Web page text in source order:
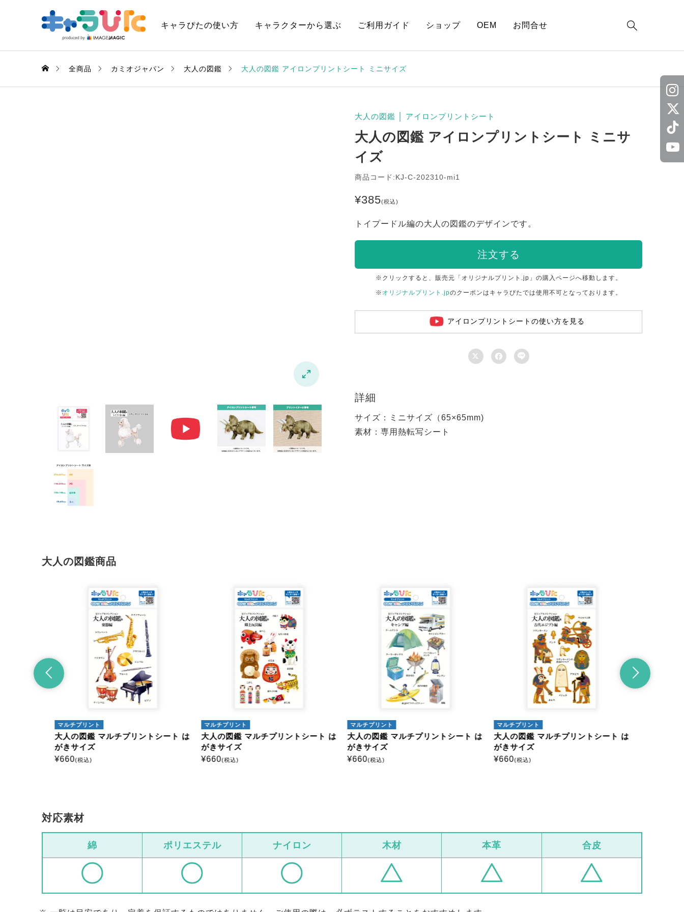
キャラぴたの使い方 キャラクターから選ぶ ご利用ガイド ショップ OEM お問合せ 
全商品 カミオジャパン 大人の図鑑 大人の図鑑 アイロンプリントシート ミニサイズ

大人の図鑑 アイロンプリントシート
大人の図鑑 アイロンプリントシート ミニサ
イズ
商品コード:KJ-C-202310-mi1
¥385(税込)
トイプードル編の大人の図鑑のデザインです。
注文する
※クリックすると、販売元「オリジナルプリント.jp」の購入ページへ移動します。
※ オリジナルプリント.jpのクーポンはキャラぴたでは使用不可となっております。
アイロンプリントシートの使い方を見る
  
詳細
サイズ：ミニサイズ（65×65mm)
素材：専用熱転写シート
大人の図鑑商品
マルチプリント
大人の図鑑 マルチプリントシート は
がきサイズ
¥660(税込)
マルチプリント
大人の図鑑 マルチプリントシート は
がきサイズ
¥660(税込)
マルチプリント
大人の図鑑 マルチプリントシート は
がきサイズ
¥660(税込)
マルチプリント
大人の図鑑 マルチプリントシート は
がきサイズ
¥660(税込)
対応素材
綿 ポリエステル ナイロン 木材 本革 合皮